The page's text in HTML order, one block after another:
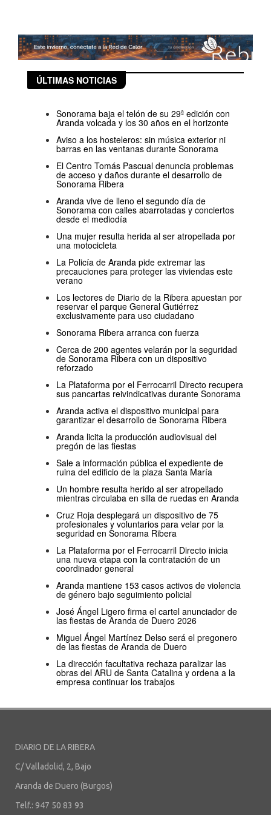
ÚLTIMAS NOTICIAS
Sonorama baja el telón de su 29ª edición con
Aranda volcada y los 30 años en el horizonte
Aviso a los hosteleros: sin música exterior ni
barras en las ventanas durante Sonorama
El Centro Tomás Pascual denuncia problemas
de acceso y daños durante el desarrollo de
Sonorama Ribera
Aranda vive de lleno el segundo día de
Sonorama con calles abarrotadas y conciertos
desde el mediodía
Una mujer resulta herida al ser atropellada por
una motocicleta
La Policía de Aranda pide extremar las
precauciones para proteger las viviendas este
verano
Los lectores de Diario de la Ribera apuestan por
reservar el parque General Gutiérrez
exclusivamente para uso ciudadano
Sonorama Ribera arranca con fuerza
Cerca de 200 agentes velarán por la seguridad
de Sonorama Ribera con un dispositivo
reforzado
La Plataforma por el Ferrocarril Directo recupera
sus pancartas reivindicativas durante Sonorama
Aranda activa el dispositivo municipal para
garantizar el desarrollo de Sonorama Ribera
Aranda licita la producción audiovisual del
pregón de las fiestas
Sale a información pública el expediente de
ruina del edificio de la plaza Santa María
Un hombre resulta herido al ser atropellado
mientras circulaba en silla de ruedas en Aranda
Cruz Roja desplegará un dispositivo de 75
profesionales y voluntarios para velar por la
seguridad en Sonorama Ribera
La Plataforma por el Ferrocarril Directo inicia
una nueva etapa con la contratación de un
coordinador general
Aranda mantiene 153 casos activos de violencia
de género bajo seguimiento policial
José Ángel Ligero firma el cartel anunciador de
las fiestas de Aranda de Duero 2026
Miguel Ángel Martínez Delso será el pregonero
de las fiestas de Aranda de Duero
La dirección facultativa rechaza paralizar las
obras del ARU de Santa Catalina y ordena a la
empresa continuar los trabajos
DIARIO DE LA RIBERA
C/ Valladolid, 2, Bajo
Aranda de Duero (Burgos)
Telf.: 947 50 83 93